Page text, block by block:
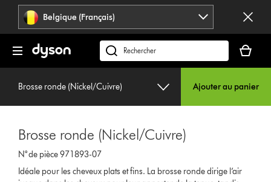
Sauter
pages
Belgique (Français)
Rechercher
des
produits
panier
est
Brosse ronde (Nickel/Cuivre) Ajouter au panier
Brosse ronde (Nickel/Cuivre)
N° de pièce 971893-07
Idéale pour les cheveux plats et fins. La brosse ronde dirige l’air